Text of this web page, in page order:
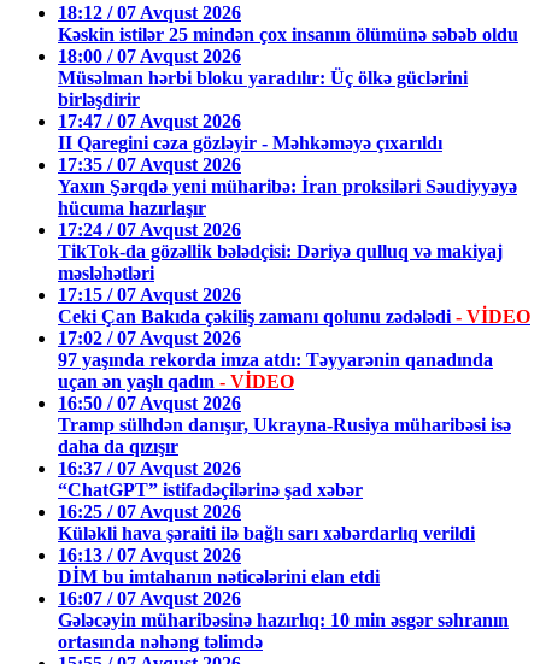
18:12 / 07 Avqust 2026
Kəskin istilər 25 mindən çox insanın ölümünə səbəb oldu
18:00 / 07 Avqust 2026
Müsəlman hərbi bloku yaradılır: Üç ölkə güclərini
birləşdirir
17:47 / 07 Avqust 2026
II Qaregini cəza gözləyir - Məhkəməyə çıxarıldı
17:35 / 07 Avqust 2026
Yaxın Şərqdə yeni müharibə: İran proksiləri Səudiyyəyə
hücuma hazırlaşır
17:24 / 07 Avqust 2026
TikTok-da gözəllik bələdçisi: Dəriyə qulluq və makiyaj
məsləhətləri
17:15 / 07 Avqust 2026
Ceki Çan Bakıda çəkiliş zamanı qolunu zədələdi - VİDEO
17:02 / 07 Avqust 2026
97 yaşında rekorda imza atdı: Təyyarənin qanadında
uçan ən yaşlı qadın - VİDEO
16:50 / 07 Avqust 2026
Tramp sülhdən danışır, Ukrayna-Rusiya müharibəsi isə
daha da qızışır
16:37 / 07 Avqust 2026
“ChatGPT” istifadəçilərinə şad xəbər
16:25 / 07 Avqust 2026
Küləkli hava şəraiti ilə bağlı sarı xəbərdarlıq verildi
16:13 / 07 Avqust 2026
DİM bu imtahanın nəticələrini elan etdi
16:07 / 07 Avqust 2026
Gələcəyin müharibəsinə hazırlıq: 10 min əsgər səhranın
ortasında nəhəng təlimdə